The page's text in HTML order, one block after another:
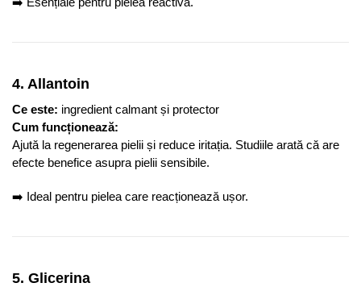
4. Allantoin
Ce este: ingredient calmant și protector
Cum funcționează:
Ajută la regenerarea pielii și reduce iritația. Studiile arată că are
efecte benefice asupra pielii sensibile.
➡️ Ideal pentru pielea care reacționează ușor.
5. Glicerina